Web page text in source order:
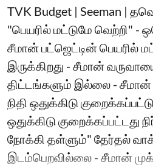
TVK Budget | Seeman |
"பெயரில் மட்டுமே வெற்றி" -
சீமான் பட்ஜெட்டின் பெயரில்
இருக்கிறது - சீமான்
திட்டங்களும் இல்லை - சீமான்
நிதி ஒதுக்கிடு
ஒதுக்கிடு குறைக்கப்பட்டது
நோக்கி தள்ளும்" தேர்தல்
இடம்பெறவில்லை - சீமான்